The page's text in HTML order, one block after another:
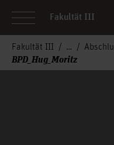
Fakultät III
Fakultät III
BPD_Hug_Moritz